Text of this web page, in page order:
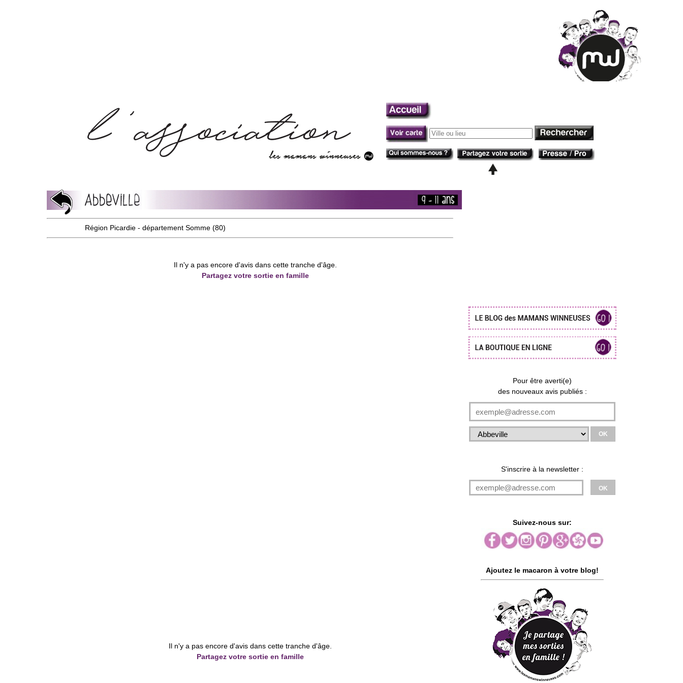
Région Picardie - département Somme (80)
Il n'y a pas encore d'avis dans cette tranche d'âge.
Partagez votre sortie en famille
Il n'y a pas encore d'avis dans cette tranche d'âge.
Partagez votre sortie en famille